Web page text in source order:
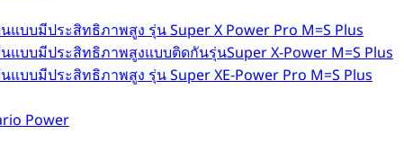
บบมีประสิทธิภาพสูง รุ่น Super X Power Pro M=S Plus
บบมีประสิทธิภาพสูงแบบติดกันรุ่นSuper X-Power M=S Plus
บบมีประสิทธิภาพสูง รุ่น Super XE-Power Pro M=S Plus
Power